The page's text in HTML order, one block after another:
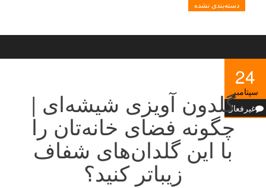
دسته‌بندی نشده
24
سپتامبر
غیرفعالگلدون آویزی شیشه‌ای |
چگونه فضای خانه‌تان را
با این گلدان‌های شفاف
زیباتر کنید؟